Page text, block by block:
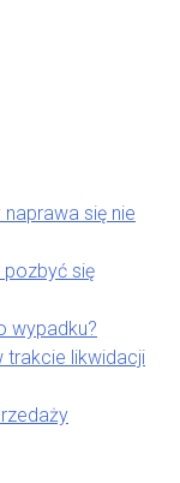
się nie
się
wypadku?
trakcie likwidacji